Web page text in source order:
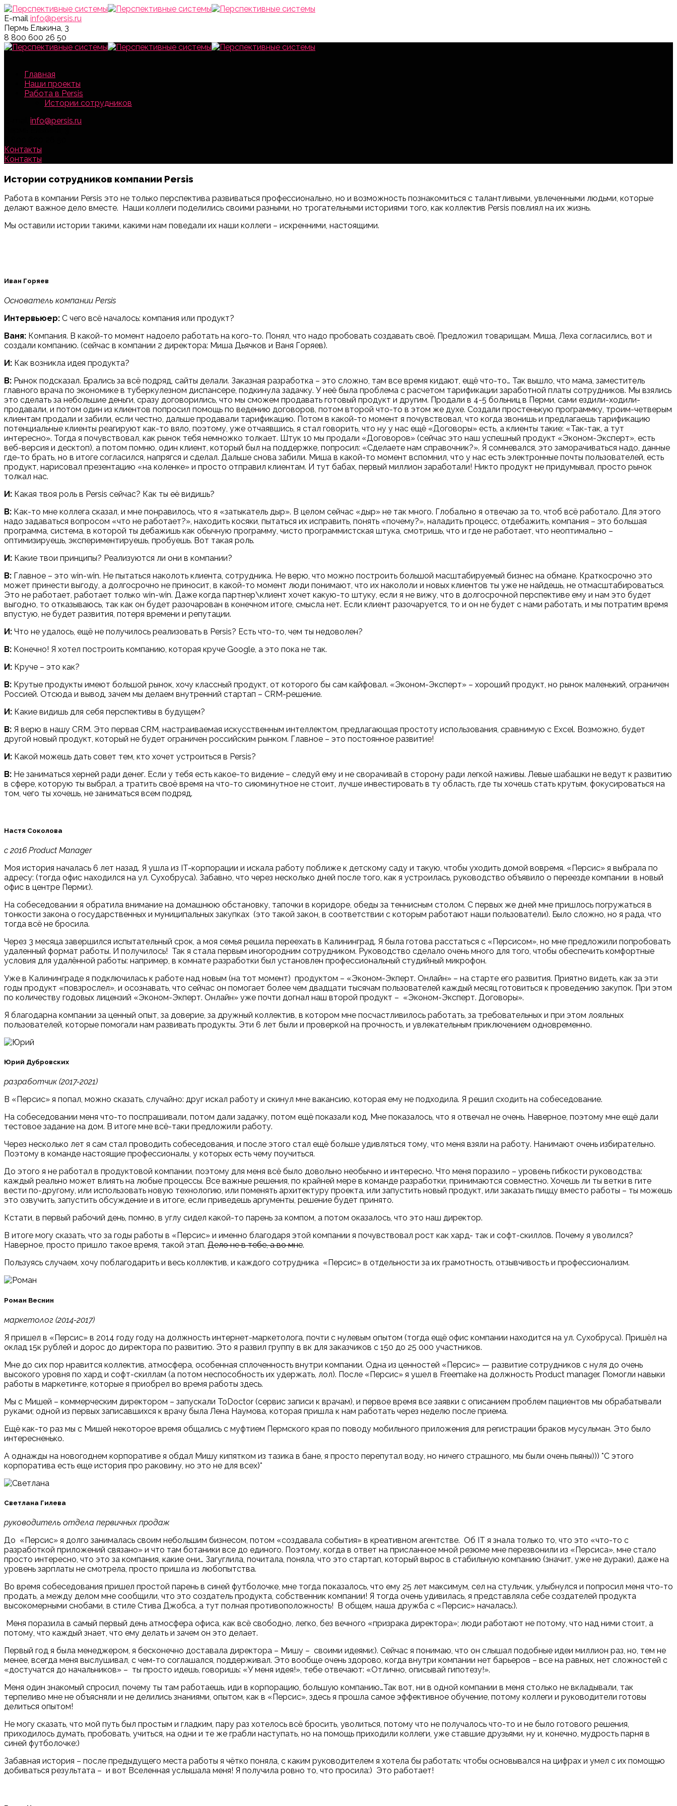
E-mail info@persis.ru
Пермь Елькина, 3
8 800 600 26 50
Главная
Наши проекты
Работа в Persis
Истории сотрудников
info@persis.ru
Контакты
Контакты
Истории сотрудников компании Persis
Работа в компании Persis это не только перспектива развиваться профессионально, но и возможность познакомиться с талантливыми, увлеченными людьми, которые
делают важное дело вместе. Наши коллеги поделились своими разными, но трогательными историями того, как коллектив Persis повлиял на их жизнь.
Мы оставили истории такими, какими нам поведали их наши коллеги – искренними, настоящими.
Иван Горяев
Основатель компании Persis
Интервьюер: С чего всё началось: компания или продукт?
Ваня: Компания. В какой-то момент надоело работать на кого-то. Понял, что надо пробовать создавать своё. Предложил товарищам. Миша, Леха согласились, вот и
создали компанию. (сейчас в компании 2 директора: Миша Дьячков и Ваня Горяев).
И: Как возникла идея продукта?
В: Рынок подсказал. Брались за всё подряд, сайты делали. Заказная разработка – это сложно, там все время кидают, ещё что-то… Так вышло, что мама, заместитель
главного врача по экономике в туберкулезном диспансере, подкинула задачку. У неё была проблема с расчетом тарификации заработной платы сотрудников. Мы взялись
это сделать за небольшие деньги, сразу договорились, что мы сможем продавать готовый продукт и другим. Продали в 4-5 больниц в Перми, сами ездили-ходили-
продавали, и потом один из клиентов попросил помощь по ведению договоров, потом второй что-то в этом же духе. Создали простенькую программку, троим-четверым
клиентам продали и забили, если честно, дальше продавали тарификацию. Потом в какой-то момент я почувствовал, что когда звонишь и предлагаешь тарификацию
потенциальные клиенты реагируют как-то вяло, поэтому, уже отчаявшись, я стал говорить, что ну у нас ещё «Договоры» есть, а клиенты такие: «Так-так, а тут
интересно». Тогда я почувствовал, как рынок тебя немножко толкает. Штук 10 мы продали «Договоров» (сейчас это наш успешный продукт «Эконом-Эксперт», есть
веб-версия и десктоп), а потом помню, один клиент, который был на поддержке, попросил: «Сделаете нам справочник?». Я сомневался, это заморачиваться надо, данные
где-то брать, но в итоге согласился, напрягся и сделал. Дальше снова забили. Миша в какой-то момент вспомнил, что у нас есть электронные почты пользователей, есть
продукт, нарисовал презентацию «на коленке» и просто отправил клиентам. И тут бабах, первый миллион заработали! Никто продукт не придумывал, просто рынок
толкал нас.
И: Какая твоя роль в Persis сейчас? Как ты её видишь?
В: Как-то мне коллега сказал, и мне понравилось, что я «затыкатель дыр». В целом сейчас «дыр» не так много. Глобально я отвечаю за то, чтоб всё работало. Для этого
надо задаваться вопросом «что не работает?», находить косяки, пытаться их исправить, понять «почему?», наладить процесс, отдебажить, компания – это большая
программа, система, в которой ты дебажишь как обычную программу, чисто программистская штука, смотришь, что и где не работает, что неоптимально –
оптимизируешь, экспериментируешь, пробуешь. Вот такая роль.
И: Какие твои принципы? Реализуются ли они в компании?
В: Главное – это win-win. Не пытаться наколоть клиента, сотрудника. Не верю, что можно построить большой масштабируемый бизнес на обмане. Краткосрочно это
может принести выгоду, а долгосрочно не приносит, в какой-то момент люди понимают, что их накололи и новых клиентов ты уже не найдешь, не отмасштабироваться.
Это не работает, работает только win-win. Даже когда партнер\клиент хочет какую-то штуку, если я не вижу, что в долгосрочной перспективе ему и нам это будет
выгодно, то отказываюсь, так как он будет разочарован в конечном итоге, смысла нет. Если клиент разочаруется, то и он не будет с нами работать, и мы потратим время
впустую, не будет развития, потеря времени и репутации.
И: Что не удалось, ещё не получилось реализовать в Persis? Есть что-то, чем ты недоволен?
В: Конечно! Я хотел построить компанию, которая круче Google, а это пока не так.
И: Круче – это как?
В: Крутые продукты имеют большой рынок, хочу классный продукт, от которого бы сам кайфовал. «Эконом-Эксперт» – хороший продукт, но рынок маленький, ограничен
Россией. Отсюда и вывод, зачем мы делаем внутренний стартап – CRM-решение.
И: Какие видишь для себя перспективы в будущем?
В: Я верю в нашу CRM. Это первая CRM, настраиваемая искусственным интеллектом, предлагающая простоту использования, сравнимую с Excel. Возможно, будет
другой новый продукт, который не будет ограничен российским рынком. Главное – это постоянное развитие!
И: Какой можешь дать совет тем, кто хочет устроиться в Persis?
В: Не заниматься херней ради денег. Если у тебя есть какое-то видение – следуй ему и не сворачивай в сторону ради легкой наживы. Левые шабашки не ведут к развитию
в сфере, которую ты выбрал, а тратить своё время на что-то сиюминутное не стоит, лучше инвестировать в ту область, где ты хочешь стать крутым, фокусироваться на
том, чего ты хочешь, не заниматься всем подряд.
Настя Соколова
с 2016 Product Manager
Моя история началась 6 лет назад. Я ушла из IT-корпорации и искала работу поближе к детскому саду и такую, чтобы уходить домой вовремя. «Персис» я выбрала по
адресу: (тогда офис находился на ул. Сухобруса). Забавно, что через несколько дней после того, как я устроилась, руководство объявило о переезде компании в новый
офис в центре Перми:).
На собеседовании я обратила внимание на домашнюю обстановку, тапочки в коридоре, обеды за теннисным столом. С первых же дней мне пришлось погружаться в
тонкости закона о государственных и муниципальных закупках (это такой закон, в соответствии с которым работают наши пользователи). Было сложно, но я рада, что
тогда всё не бросила.
Через 3 месяца завершился испытательный срок, а моя семья решила переехать в Калининград. Я была готова расстаться с «Персисом», но мне предложили попробовать
удаленный формат работы. И получилось! Так я стала первым иногородним сотрудником. Руководство сделало очень много для того, чтобы обеспечить комфортные
условия для удалённой работы: например, в комнате разработки был установлен профессиональный студийный микрофон.
Уже в Калининграде я подключилась к работе над новым (на тот момент) продуктом – «Эконом-Экперт. Онлайн» – на старте его развития. Приятно видеть, как за эти
годы продукт «повзрослел», и осознавать, что сейчас он помогает более чем двадцати тысячам пользователей каждый месяц готовиться к проведению закупок. При этом
по количеству годовых лицензий «Эконом-Экперт. Онлайн» уже почти догнал наш второй продукт – «Эконом-Эксперт. Договоры».
Я благодарна компании за ценный опыт, за доверие, за дружный коллектив, в котором мне посчастливилось работать, за требовательных и при этом лояльных
пользователей, которые помогали нам развивать продукты. Эти 6 лет были и проверкой на прочность, и увлекательным приключением одновременно.
Юрий Дубровских
разработчик (2017-2021)
В « Персис» я попал, можно сказать, случайно: друг искал работу и скинул мне вакансию, которая ему не подходила. Я решил сходить на собеседование.
На собеседовании меня что-то поспрашивали, потом дали задачку, потом ещё показали код. Мне показалось, что я отвечал не очень. Наверное, поэтому мне ещё дали
тестовое задание на дом. В итоге мне всё-таки предложили работу.
Через несколько лет я сам стал проводить собеседования, и после этого стал ещё больше удивляться тому, что меня взяли на работу. Нанимают очень избирательно.
Поэтому в команде настоящие профессионалы, у которых есть чему поучиться.
До этого я не работал в продуктовой компании, поэтому для меня всё было довольно необычно и интересно. Что меня поразило – уровень гибкости руководства:
каждый реально может влиять на любые процессы. Все важные решения, по крайней мере в команде разработки, принимаются совместно. Хочешь ли ты ветки в гите
вести по-другому, или использовать новую технологию, или поменять архитектуру проекта, или запустить новый продукт, или заказать пиццу вместо работы – ты можешь
это озвучить, запустить обсуждение и в итоге, если приведешь аргументы, решение будет принято.
Кстати, в первый рабочий день, помню, в углу сидел какой-то парень за компом, а потом оказалось, что это наш директор.
В итоге могу сказать, что за годы работы в « Персис» и именно благодаря этой компании я почувствовал рост как хард- так и софт-скиллов. Почему я уволился?
Наверное, просто пришло такое время, такой этап. Дело не в тебе, а во мне.
Пользуясь случаем, хочу поблагодарить и весь коллектив, и каждого сотрудника « Персис» в отдельности за их грамотность, отзывчивость и профессионализм.
Роман Веснин
маркетолог (2014-2017)
Я пришел в «Персис» в 2014 году году на должность интернет-маркетолога, почти с нулевым опытом (тогда ещё офис компании находится на ул. Сухобруса). Пришёл на
оклад 15к рублей и дорос до директора по развитию. Это я развил группу в вк для заказчиков с 150 до 25 000 участников.
Мне до сих пор нравится коллектив, атмосфера, особенная сплоченность внутри компании. Одна из ценностей «Персис» — развитие сотрудников с нуля до очень
высокого уровня по хард и софт-скиллам (а потом неспособность их удержать, лол). После «Персис» я ушел в Freemake на должность Product manager. Помогли навыки
работы в маркетинге, которые я приобрел во время работы здесь.
Мы с Мишей – коммерческим директором – запускали ToDoctor (сервис записи к врачам), и первое время все заявки с описанием проблем пациентов мы обрабатывали
руками; одной из первых записавшихся к врачу была Лена Наумова, которая пришла к нам работать через неделю после приема.
Ещё как-то раз мы с Мишей некоторое время общались с муфтием Пермского края по поводу мобильного приложения для регистрации браков мусульман. Это было
интересненько.
А однажды на новогоднем корпоративе я обдал Мишу кипятком из тазика в бане, я просто перепутал воду, но ничего страшного, мы были очень пьяны))) *С этого
корпоратива есть еще история про раковину, но это не для всех)*
Светлана Гилева
руководитель отдела первичных продаж
До « Персис» я долго занималась своим небольшим бизнесом, потом «создавала события» в креативном агентстве. Об IT я знала только то, что это «что-то с
разработкой приложений связано» и что там ботаники все до единого. Поэтому, когда в ответ на присланное мной резюме мне перезвонили из « Персиса», мне стало
просто интересно, что это за компания, какие они… Загуглила, почитала, поняла, что это стартап, который вырос в стабильную компанию (значит, уже не дураки), даже на
уровень зарплаты не смотрела, просто пришла из любопытства.
Во время собеседования пришел простой парень в синей футболочке, мне тогда показалось, что ему 25 лет максимум, сел на стульчик, улыбнулся и попросил меня что-то
продать, а между делом мне сообщили, что это создатель продукта, собственник компании! Я тогда очень удивилась, я представляла себе создателей продукта
высокомерными снобами, в стиле Стива Джобса, а тут полная противоположность! В общем, наша дружба с « Персис» началась:).
Меня поразила в самый первый день атмосфера офиса, как всё свободно, легко, без вечного «призрака директора»; люди работают не потому, что над ними стоит, а
потому, что каждый знает, что ему делать и зачем он это делает.
Первый год я была менеджером, я бесконечно доставала директора – Мишу – своими идеями:). Сейчас я понимаю, что он слышал подобные идеи миллион раз, но, тем не
менее, всегда меня выслушивал, с чем-то соглашался, поддерживал. Это вообще очень здорово, когда внутри компании нет барьеров – все на равных, нет сложностей с
«достучатся до начальников» – ты просто идешь, говоришь: «У меня идея!», тебе отвечают: «Отлично, описывай гипотезу!».
Меня один знакомый спросил, почему ты там работаешь, иди в корпорацию, большую компанию…Так вот, ни в одной компании в меня столько не вкладывали, так
терпеливо мне не объясняли и не делились знаниями, опытом, как в « Персис», здесь я прошла самое эффективное обучение, потому коллеги и руководители готовы
делиться опытом!
Не могу сказать, что мой путь был простым и гладким, пару раз хотелось всё бросить, уволиться, потому что не получалось что-то и не было готового решения,
приходилось думать, пробовать, учиться, на одни и те же грабли наступать, но на помощь приходили коллеги, уже ставшие друзьями, ну и, конечно, мудрость парня в
синей футболочке:)
Забавная история – после предыдущего места работы я чётко поняла, с каким руководителем я хотела бы работать: чтобы основывался на цифрах и умел с их помощью
добиваться результата – и вот Вселенная услышала меня! Я получила ровно то, что просила:) Это работает!